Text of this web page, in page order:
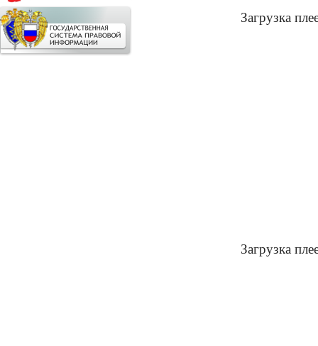
Загрузка
Загрузка